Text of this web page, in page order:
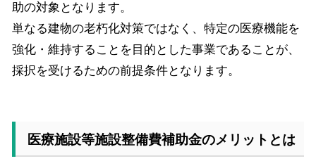
助の対象となります。
単なる建物の老朽化対策ではなく、特定の医療機能を
強化・維持することを目的とした事業であることが、
採択を受けるための前提条件となります。
医療施設等施設整備費補助金のメリットとは